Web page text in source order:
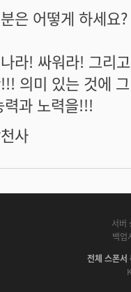
은 어떻게 하세요
라! 싸워라! 그리
의미 있는 것에
력과 노력을!!!
사
서버
백업
전체 스폰서